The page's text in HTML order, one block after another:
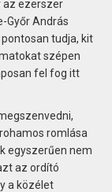
az ezerszer
Győr András
tudja, kit
szépen
fel fog itt
romlása
egyszerűen nem
az ordító
a közélet